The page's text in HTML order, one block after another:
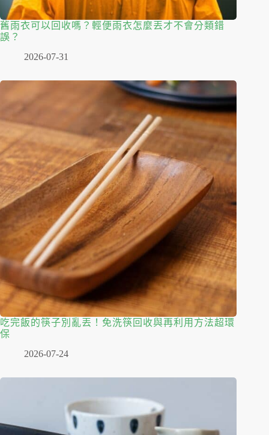
舊雨衣可以回收嗎？輕便雨衣怎麼丟才不會分類錯
誤？
2026-07-31
吃完飯的筷子別亂丟！免洗筷回收與再利用方法超環
保
2026-07-24